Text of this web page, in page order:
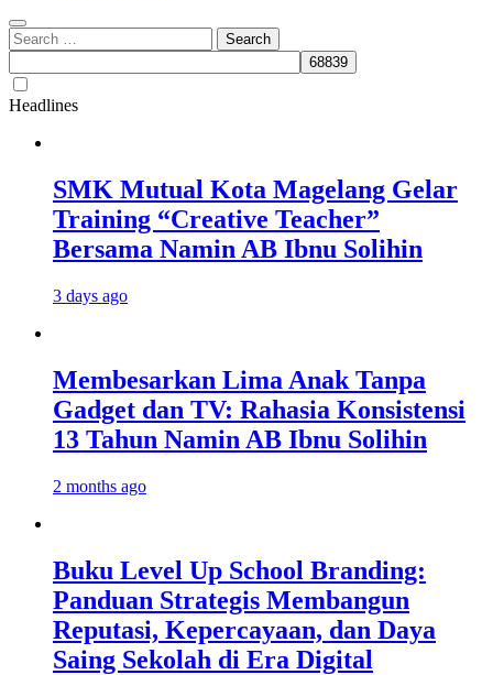
Search
for:
Headlines
SMK Mutual Kota Magelang Gelar
Training “Creative Teacher”
Bersama Namin AB Ibnu Solihin
3 days ago
Membesarkan Lima Anak Tanpa
Gadget dan TV: Rahasia Konsistensi
13 Tahun Namin AB Ibnu Solihin
2 months ago
Buku Level Up School Branding:
Panduan Strategis Membangun
Reputasi, Kepercayaan, dan Daya
Saing Sekolah di Era Digital